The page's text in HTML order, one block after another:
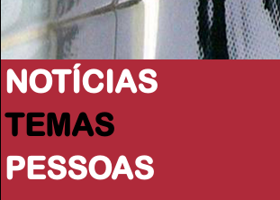
NOTÍCIAS
TEMAS
PESSOAS